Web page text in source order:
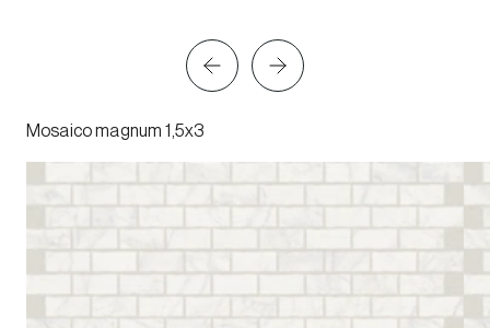
Mosaico magnum 1,5x3